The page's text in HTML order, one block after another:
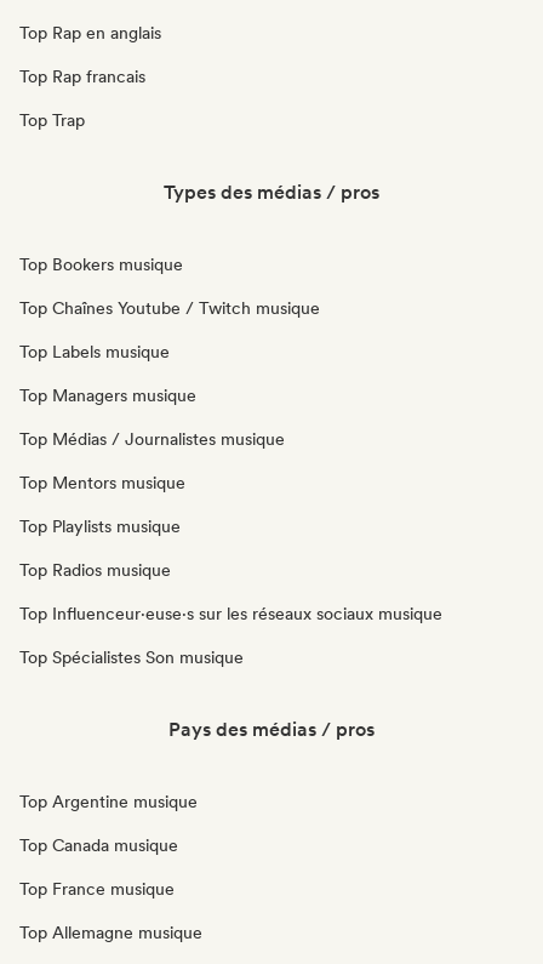
Top Rap en anglais
Top Rap francais
Top Trap
Types des médias / pros
Top Bookers musique
Top Chaînes Youtube / Twitch musique
Top Labels musique
Top Managers musique
Top Médias / Journalistes musique
Top Mentors musique
Top Playlists musique
Top Radios musique
Top Influenceur·euse·s sur les réseaux sociaux musique
Top Spécialistes Son musique
Pays des médias / pros
Top Argentine musique
Top Canada musique
Top France musique
Top Allemagne musique